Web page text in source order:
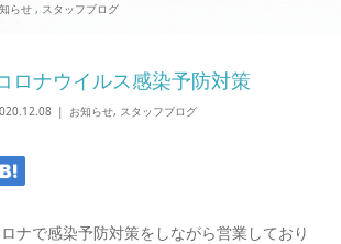
らせ , スタッフブログ
ロナウイルス感染予防対策
お知らせ, スタッフブログ
ナで感染予防対策をしながら営業しており